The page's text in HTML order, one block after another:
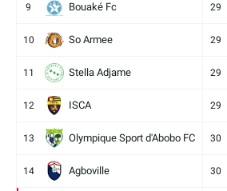
9 Bouaké Fc 29
10 So Armee 29
11 Stella Adjame 29
12 ISCA 29
13 Olympique Sport d'Abobo FC 30
14 Agboville 30